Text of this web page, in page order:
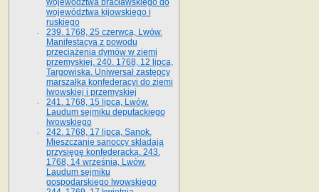
województwa bracławskiego do
wo­jewództwa kijowskiego i
ruskiego
239. 1768, 25 czerwca, Lwów.
Manifestacya z powodu
przeciążenia dymów w ziemi
przemyskiej. 240. 1768, 12 lipca,
Targowiska. Uniwersał zastępcy
marszałka konfederacyi do ziemi
lwowskiej i przemyskiej
241. 1768, 15 lipca, Lwów.
Laudum sejmiku deputackiego
lwowskiego
242. 1768, 17 lipca, Sanok.
Mieszczanie sanoccy składają
przysięgę konfederacką. 243.
1768, 14 września, Lwów.
Laudum sejmiku
gospodarskiego lwowskiego